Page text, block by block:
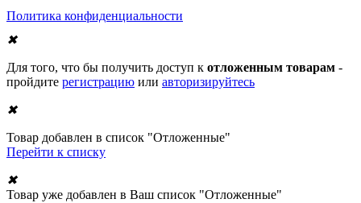
Политика конфиденциальности
✖
Для того, что бы получить доступ к отложенным товарам -
пройдите регистрацию или авторизируйтесь
✖
Товар добавлен в список "Отложенные"
Перейти к списку
✖
Товар уже добавлен в Ваш список "Отложенные"